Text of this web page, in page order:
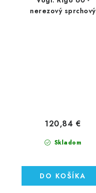
nerezový sprchový
Skladom
120,84 €
DO KOŠÍKA